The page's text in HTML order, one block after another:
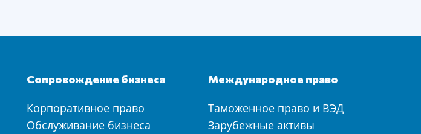
Сопровождение бизнеса
Корпоративное право
Обслуживание бизнеса
Международное право
Таможенное право и ВЭД
Зарубежные активы